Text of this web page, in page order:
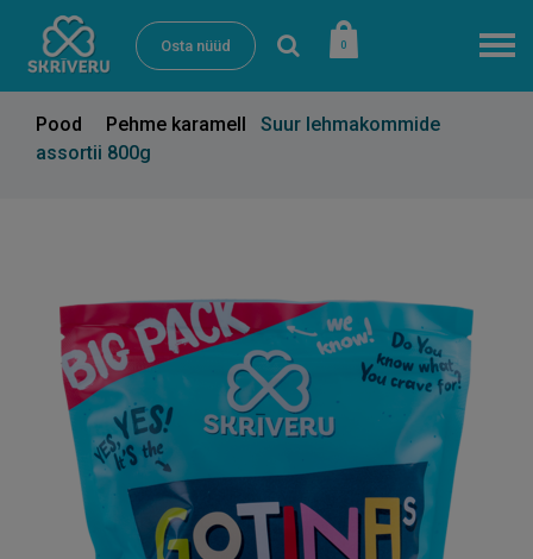
Osta nüüd 0
Pood Pehme karamell
Suur lehmakommide
assortii 800g